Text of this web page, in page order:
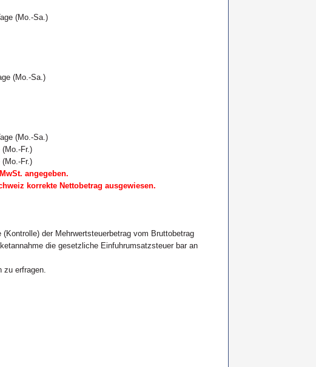
(Mo.-Sa.)
(Mo.-Sa.)
(Mo.-Sa.)
(Mo.-Fr.)
(Mo.-Fr.)
angegeben.
korrekte Nettobetrag ausgewiesen.
der Mehrwertsteuerbetrag vom Bruttobetrag
die gesetzliche Einfuhrumsatzsteuer bar an
zu erfragen.